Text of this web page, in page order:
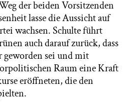
der beiden Vorsitzenden
lasse die Aussicht auf
wachsen. Schulte führt
auch darauf zurück, dass
geworden sei und mit
Raum eine Kraft
eröffneten, die den